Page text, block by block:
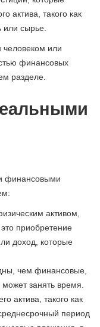
актива, такого как
сырье.
человеком или
финансовых
разделе.
финансовыми
активом,
приобретение
доход, которые
чем финансовые,
занять время.
актива, такого как
период